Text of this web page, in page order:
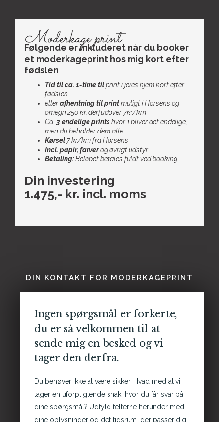
Moderkage print
Følgende er inkluderet når du booker
et moderkageprint hos mig kort efter
fødslen
Tid til ca. 1-time tilprint i jeres hjem kort efter
fødslen
ellerafhentning til printmuligt i Horsens og
omegn 250 kr, derfudover 7kr/km
Ca. 3 endelige printshvor 1 bliver det endelige,
men du beholder dem alle
Kørsel 7 kr/km fra Horsens
Incl. papir, farverog øvrigt udstyr
Betaling:Beløbet betales fuldt ved booking
Din investering
1.475,- kr. incl. moms
DIN KONTAKT FOR MODERKAGEPRINT
Ingen spørgsmål er forkerte,
du er så velkommen til at
sende mig en besked og vi
tager den derfra.
Du behøver ikke at være sikker. Hvad med at vi
tager en uforpligtende snak, hvor du får svar på
dine spørgsmål? Udfyld felterne herunder med
dine oplysninger og det tidsrum, der passer dig